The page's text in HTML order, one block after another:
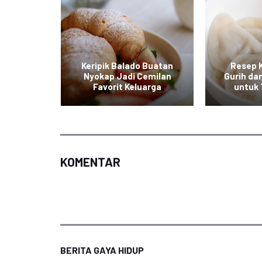
Keripik Balado Buatan
Nyokap Jadi Cemilan
Favorit Keluarga
Resep
Gurih
untuk
KOMENTAR
BERITA GAYA HIDUP